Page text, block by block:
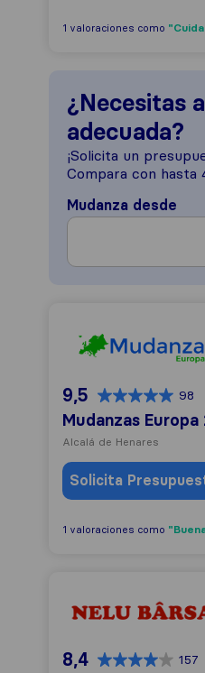
1 valoraciones como
¿Necesitas
adecuada?
¡Solicita un
Compara con hasta
Mudanza desde
Mudanzas Europa 24
9,5 98
Mudanzas Europa
Alcalá de Henares
Solicita
1 valoraciones como
8,4 157